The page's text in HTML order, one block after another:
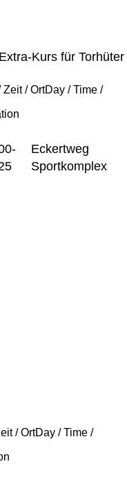
Kurs für
Zeit / OrtDay / Time /
Eckertweg
Sportkomplex
/ OrtDay / Time /